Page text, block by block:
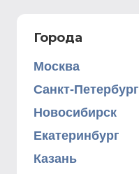
Города
Москва
Санкт-Петербург
Новосибирск
Екатеринбург
Казань